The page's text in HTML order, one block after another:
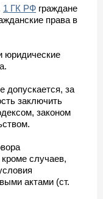
1 ГК РФ граждане
права в
юридические
допускается, за
заключить
законом
случаев,
актами (ст.